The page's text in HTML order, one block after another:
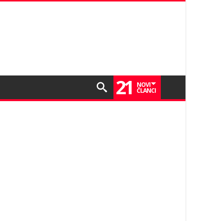
21 NOVI
ČLANCI